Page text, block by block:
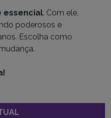
essencial. Com ele,
poderosos e
Escolha como